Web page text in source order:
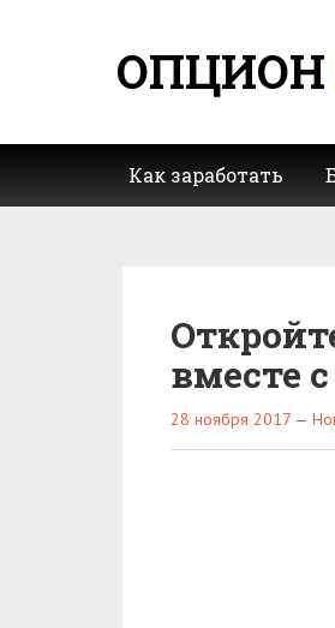
ОПЦИОН
Как заработать
вместе
28 ноября 2017 —